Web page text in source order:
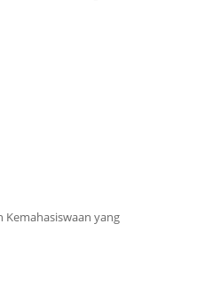
Kemahasiswaan yang